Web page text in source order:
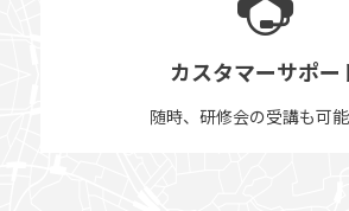
カスタマーサポー
随時、研修会の受講も可